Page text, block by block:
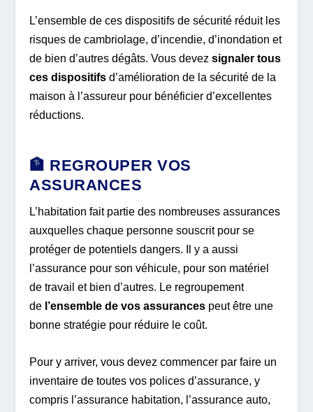
L’ensemble de ces dispositifs de sécurité réduit les
risques de cambriolage, d’incendie, d’inondation et
de bien d’autres dégâts. Vous devezsignaler tous
ces dispositifs d’amélioration de la sécurité de la
maison à l’assureur pour bénéficier d’excellentes
réductions.
🏦 REGROUPER VOS
ASSURANCES
L’habitation fait partie des nombreuses assurances
auxquelles chaque personne souscrit pour se
protéger de potentiels dangers. Il y a aussi
l’assurance pour son véhicule, pour son matériel
de travail et bien d’autres. Le regroupement
de l’ensemble de vos assurances peut être une
bonne stratégie pour réduire le coût.
Pour y arriver, vous devez commencer par faire un
inventaire de toutes vos polices d’assurance, y
compris l’assurance habitation, l’assurance auto,